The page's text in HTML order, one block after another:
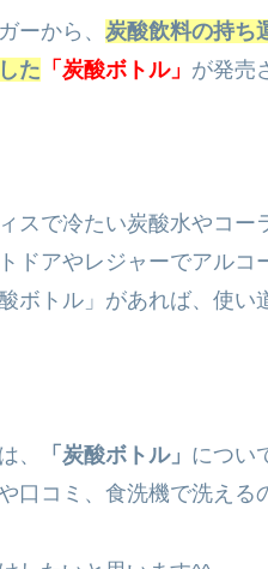
ーから、 炭酸飲料の持ち
た 「炭酸ボトル」 が発売
スで冷たい炭酸水やコー
ドアやレジャーでアルコ
酸ボトル」があれば、使い
、 「炭酸ボトル」 につい
口コミ、食洗機で洗え